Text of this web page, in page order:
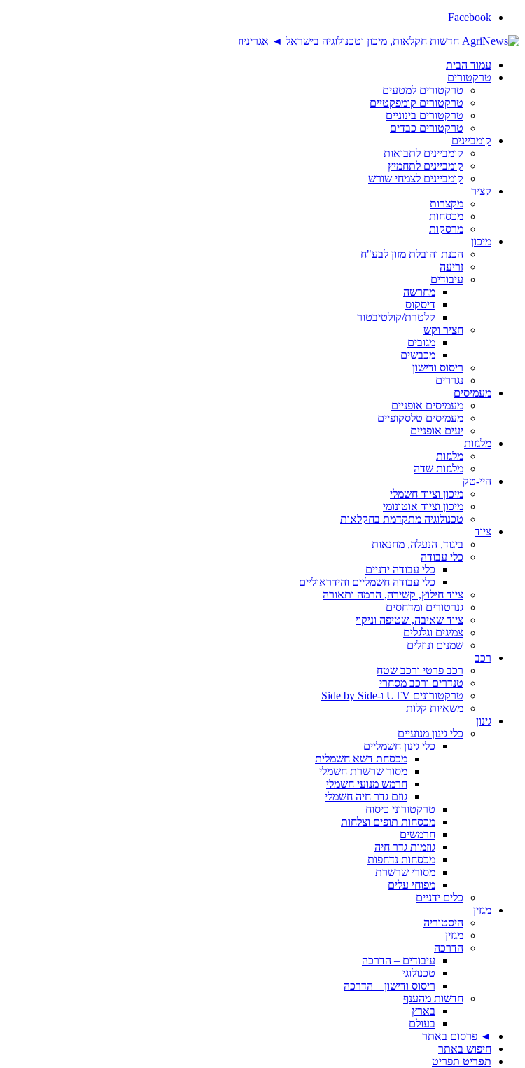
Facebook
עמוד הבית
טרקטורים
טרקטורים למטעים
טרקטורים קומפקטיים
טרקטורים בינוניים
טרקטורים כבדים
קומביינים
קומביינים לתבואות
קומביינים לתחמיץ
קומביינים לצמחי שורש
קציר
מקצרות
מכסחות
מרסקות
מיכון
הכנת והובלת מזון לבע"ח
זריעה
עיבודים
מחרשה
דיסקוס
קלטרת/קולטיבטור
חציר וקש
מגובים
מכבשים
ריסוס ודישון
נגררים
מעמיסים
מעמיסים אופניים
מעמיסים טלסקופיים
יעים אופניים
מלגזות
מלגזות
מלגזות שדה
היי-טק
מיכון וציוד חשמלי
מיכון וציוד אוטונומי
טכנולוגיה מתקדמת בחקלאות
ציוד
ביגוד, הנעלה, מחנאות
כלי עבודה
כלי עבודה ידניים
כלי עבודה חשמליים והידראוליים
ציוד חילוץ, קשירה, הרמה ותאורה
גנרטורים ומדחסים
ציוד שאיבה, שטיפה וניקוי
צמיגים וגלגלים
שמנים ונוזלים
רכב
רכב פרטי ורכב שטח
טנדרים ורכב מסחרי
טרקטורונים UTV ו-Side by Side
משאיות קלות
גינון
כלי גינון מנועיים
כלי גינון חשמליים
מכסחת דשא חשמלית
מסור שרשרת חשמלי
חרמש מנועי חשמלי
גוזם גדר חיה חשמלי
טרקטורוני כיסוח
מכסחות תופים וצלחות
חרמשים
גוזמות גדר חיה
מכסחות נדחפות
מסורי שרשרת
מפוחי עלים
כלים ידניים
מגזין
היסטוריה
מגזין
הדרכה
עיבודים – הדרכה
טכנולוגי
ריסוס ודישון – הדרכה
חדשות מהענף
בארץ
בעולם
◄ פרסום באתר
חיפוש באתר
תפריט תפריט